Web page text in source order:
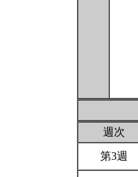
週次
第3週